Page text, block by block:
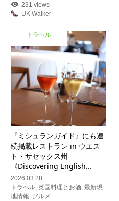
231 views
UK Walker
トラベル
『ミシュランガイド』にも連
続掲載レストラン in ウエス
ト・サセックス州
《Discovering English...
2026.03.28
トラベル ,英国料理とお酒 ,最新現
地情報 グルメ